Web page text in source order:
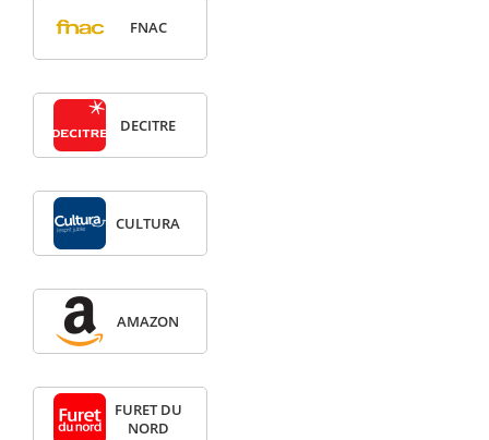
FNAC
DECITRE
CULTURA
AMAZON
FURET DU
NORD